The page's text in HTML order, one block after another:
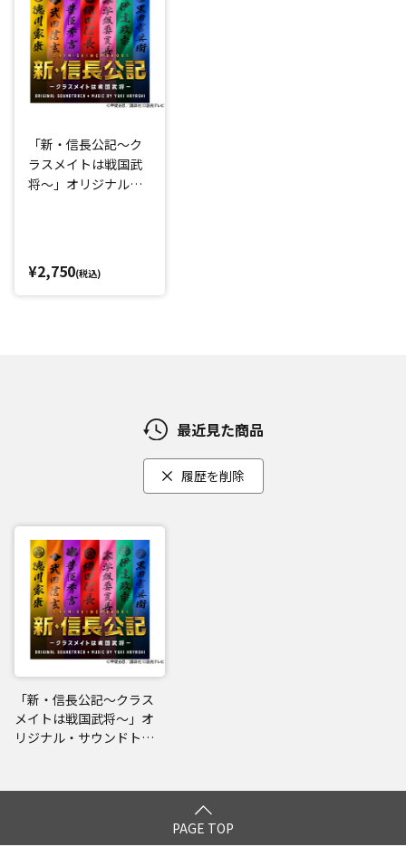
「新・信長公記～ク
ラスメイトは戦国武
将～」オリジナル・
¥2,750(税込)
最近見た商品
履歴を削除
「新・信長公記～クラス
メイトは戦国武将～」オ
リジナル・サウンドトラ
PAGE TOP